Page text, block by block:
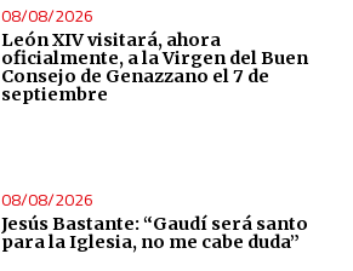
08/08/2026
León XIV visitará, ahora
oficialmente, a la Virgen del Buen
Consejo de Genazzano el 7 de
septiembre
08/08/2026
Jesús Bastante: “Gaudí será santo
para la Iglesia, no me cabe duda”